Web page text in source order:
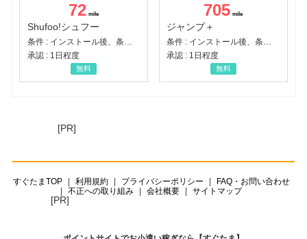
72
Shufoo!シュフー
承認 : 1日程度
無料
705
ジャンプ＋
承認 : 1日程度
無料
[PR]
すぐたまTOP 利用規約 プライバシーポリシー
FAQ・お問い合わせ
不正への取り組み
会社概要 サイトマップ
[PR]